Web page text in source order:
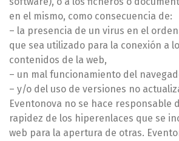
en el mismo, como consecuencia de:
– la presencia de un virus en el
que sea utilizado para la conexión a
contenidos de la web,
– un mal funcionamiento del
– y/o del uso de versiones no
Eventonova no se hace responsable
rapidez de los hiperenlaces que se
web para la apertura de otras.